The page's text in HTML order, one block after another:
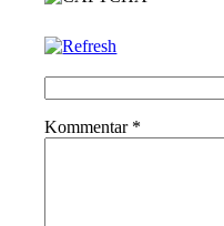
Kommentar *